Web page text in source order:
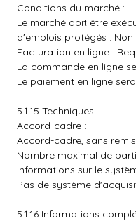
Conditions du marché :
Le marché doit être
d'emplois protégés : Non
Facturation en ligne :
La commande en ligne
Le paiement en ligne
5.1.15 Techniques
Accord-cadre :
Accord-cadre, sans
Nombre maximal de
Informations sur le
Pas de système
5.1.16 Informations